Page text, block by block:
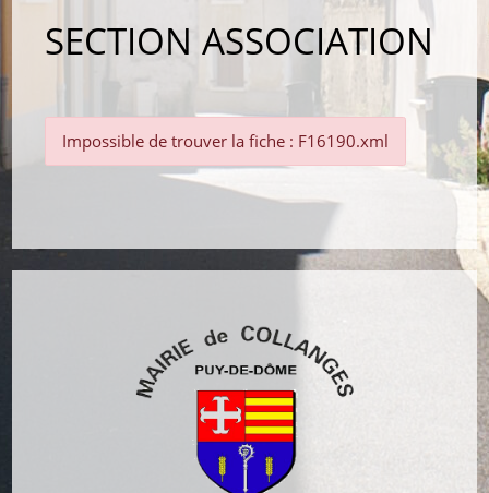
SECTION ASSOCIATION
Impossible de trouver la fiche : F16190.xml